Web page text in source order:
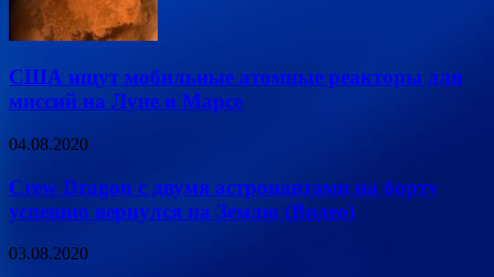
США ищут мобильные атомные реакторы для
миссий на Луне и Марсе
04.08.2020
Crew Dragon с двумя астронавтами на борту
успешно вернулся на Землю (Видео)
03.08.2020